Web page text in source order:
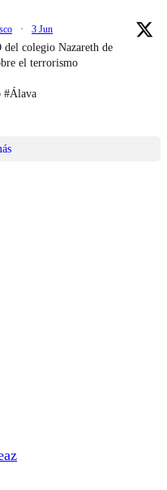
· 3 Jun
del colegio Nazareth de
el terrorismo
#Álava